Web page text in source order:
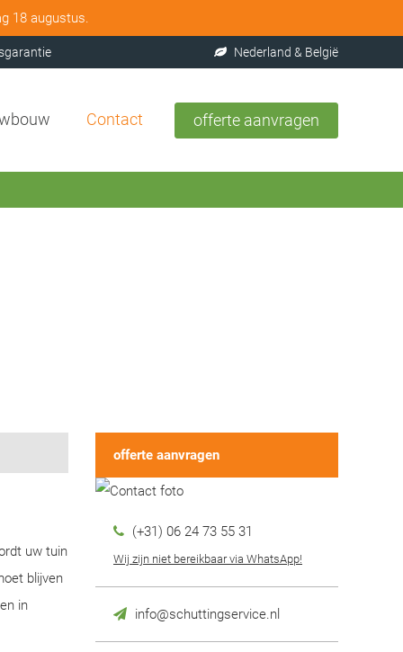
18 augustus.
Nederland & België
Contact offerte aanvragen
uw tuin
blijven
in
offerte aanvragen
(+31) 06 24 73 55 31
Wij zijn niet bereikbaar via WhatsApp!
info@schuttingservice.nl